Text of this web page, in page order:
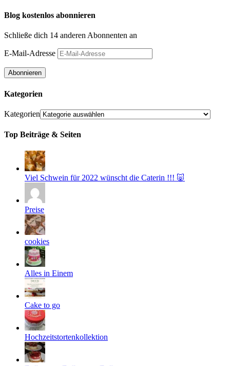
Blog kostenlos abonnieren
Schließe dich 14 anderen Abonnenten an
E-Mail-Adresse
Abonnieren
Kategorien
Kategorien
Top Beiträge & Seiten
Viel Schwein für 2022 wünscht die Caterin !!! 🐷
Preise
cookies
Alles in Einem
Cake to go
Hochzeitstortenkollektion